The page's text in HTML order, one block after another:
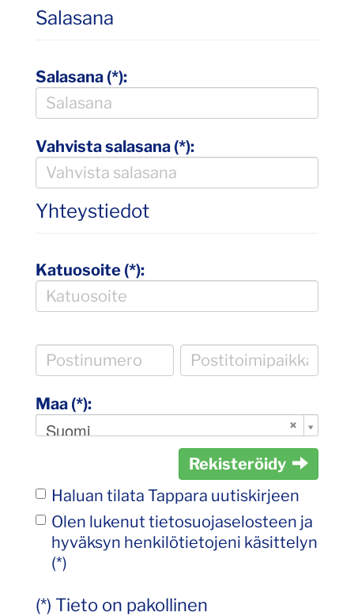
Salasana
Salasana (*):
Vahvista salasana (*):
Yhteystiedot
Katuosoite (*):
Maa (*):
Suomi
Rekisteröidy
Haluan tilata Tappara uutiskirjeen
Olen lukenut tietosuojaselosteen ja
hyväksyn henkilötietojeni käsittelyn
(*)
(*) Tieto on pakollinen